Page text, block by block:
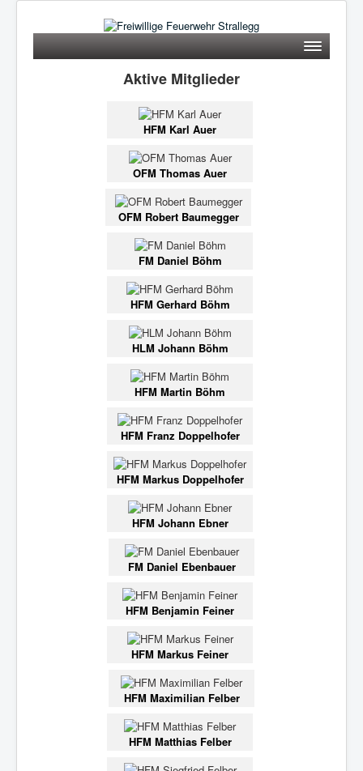
Toggle
Navigation
AUSRÜSTUNG
IMPRESSUM & DATENSCHUTZ
Aktive Mitglieder
HFM Karl Auer
OFM Thomas Auer
OFM Robert Baumegger
FM Daniel Böhm
HFM Gerhard Böhm
HLM Johann Böhm
HFM Martin Böhm
HFM Franz Doppelhofer
HFM Markus Doppelhofer
HFM Johann Ebner
FM Daniel Ebenbauer
HFM Benjamin Feiner
HFM Markus Feiner
HFM Maximilian Felber
HFM Matthias Felber